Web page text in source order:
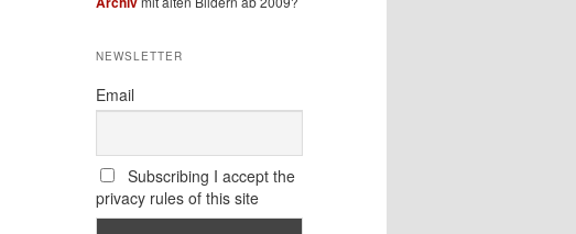
NEWSLETTER
Email
Subscribing I accept the
privacy rules of this site